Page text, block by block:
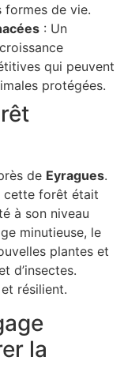
formes de vie.
: Un
qui peuvent
protégées.
de Eyragues.
cette forêt était
à son niveau
minutieuse, le
plantes et
d’insectes.
résilient.
la